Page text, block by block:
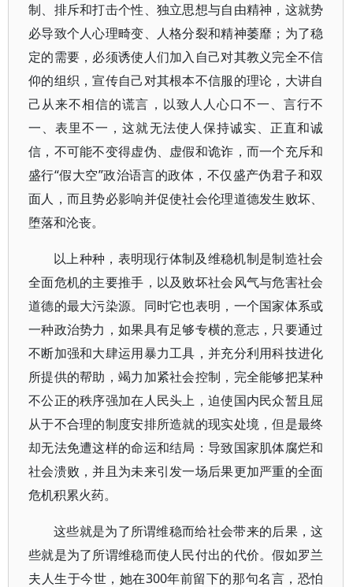
制、排斥和打击个性、独立思想与自由精神，这就势
必导致个人心理畸变、人格分裂和精神萎靡；为了稳
定的需要，必须诱使人们加入自己对其教义完全不信
仰的组织，宣传自己对其根本不信服的理论，大讲自
己从来不相信的谎言，以致人人心口不一、言行不
一、表里不一，这就无法使人保持诚实、正直和诚
信，不可能不变得虚伪、虚假和诡诈，而一个充斥和
盛行“假大空”政治语言的政体，不仅盛产伪君子和双
面人，而且势必影响并促使社会伦理道德发生败坏、
堕落和沦丧。
以上种种，表明现行体制及维稳机制是制造社会
全面危机的主要推手，以及败坏社会风气与危害社会
道德的最大污染源。同时它也表明，一个国家体系或
一种政治势力，如果具有足够专横的意志，只要通过
不断加强和大肆运用暴力工具，并充分利用科技进化
所提供的帮助，竭力加紧社会控制，完全能够把某种
不公正的秩序强加在人民头上，迫使国内民众暂且屈
从于不合理的制度安排所造就的现实处境，但是最终
却无法免遭这样的命运和结局：导致国家肌体腐烂和
社会溃败，并且为未来引发一场后果更加严重的全面
危机积累火药。
这些就是为了所谓维稳而给社会带来的后果，这
些就是为了所谓维稳而使人民付出的代价。假如罗兰
夫人生于今世，她在300年前留下的那句名言，恐怕